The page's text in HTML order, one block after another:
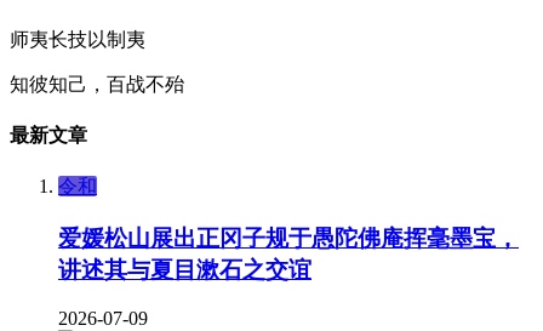
师夷长技以制夷
知彼知己，百战不殆
最新文章
令和
爱媛松山展出正冈子规于愚陀佛庵挥毫墨宝，
讲述其与夏目漱石之交谊
2026-07-09